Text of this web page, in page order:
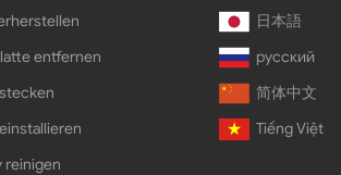
entfernen
reinigen
日本語
русский
简体中文
Tiếng Việt